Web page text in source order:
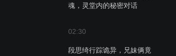
魂，灵堂内的秘密对话
02:30
段思绮行踪诡异，兄妹俩竟